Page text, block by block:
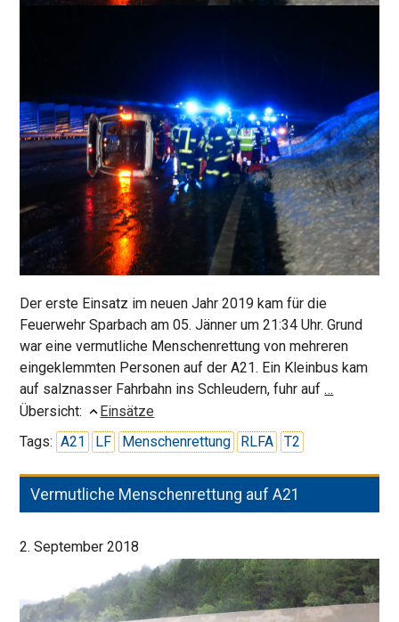
Der erste Einsatz im neuen Jahr 2019 kam für die
Feuerwehr Sparbach am 05. Jänner um 21:34 Uhr. Grund
war eine vermutliche Menschenrettung von mehreren
eingeklemmten Personen auf der A21. Ein Kleinbus kam
auf salznasser Fahrbahn ins Schleudern, fuhr auf …
Übersicht:
Einsätze
Tags: A21 LF Menschenrettung RLFA T2
Vermutliche Menschenrettung auf A21
2. September 2018